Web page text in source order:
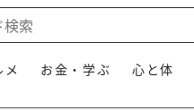
お金・学ぶ 心と体